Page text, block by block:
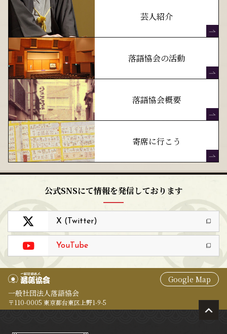
芸人紹介
落語協会の活動
落語協会概要
寄席に行こう
公式SNSにて情報を発信しております
X (Twitter)
YouTube
Google Map
一般社団法人落語協会
〒110-0005 東京都台東区上野1-9-5